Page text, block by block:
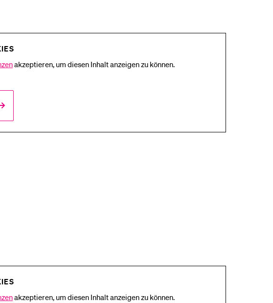
akzeptieren, um diesen Inhalt anzeigen zu können.
akzeptieren, um diesen Inhalt anzeigen zu können.